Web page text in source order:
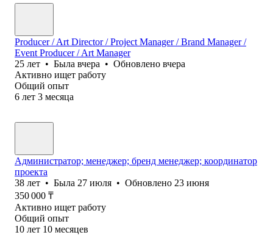
Producer / Art Director / Project Manager / Brand Manager /
Event Producer / Art Manager
25 лет • Была вчера • Обновлено вчера
Активно ищет работу
Общий опыт
6 лет 3 месяца
Администратор; менеджер; бренд менеджер; координатор
проекта
38 лет • Была 27 июля • Обновлено 23 июня
350 000 ₸
Активно ищет работу
Общий опыт
10 лет 10 месяцев